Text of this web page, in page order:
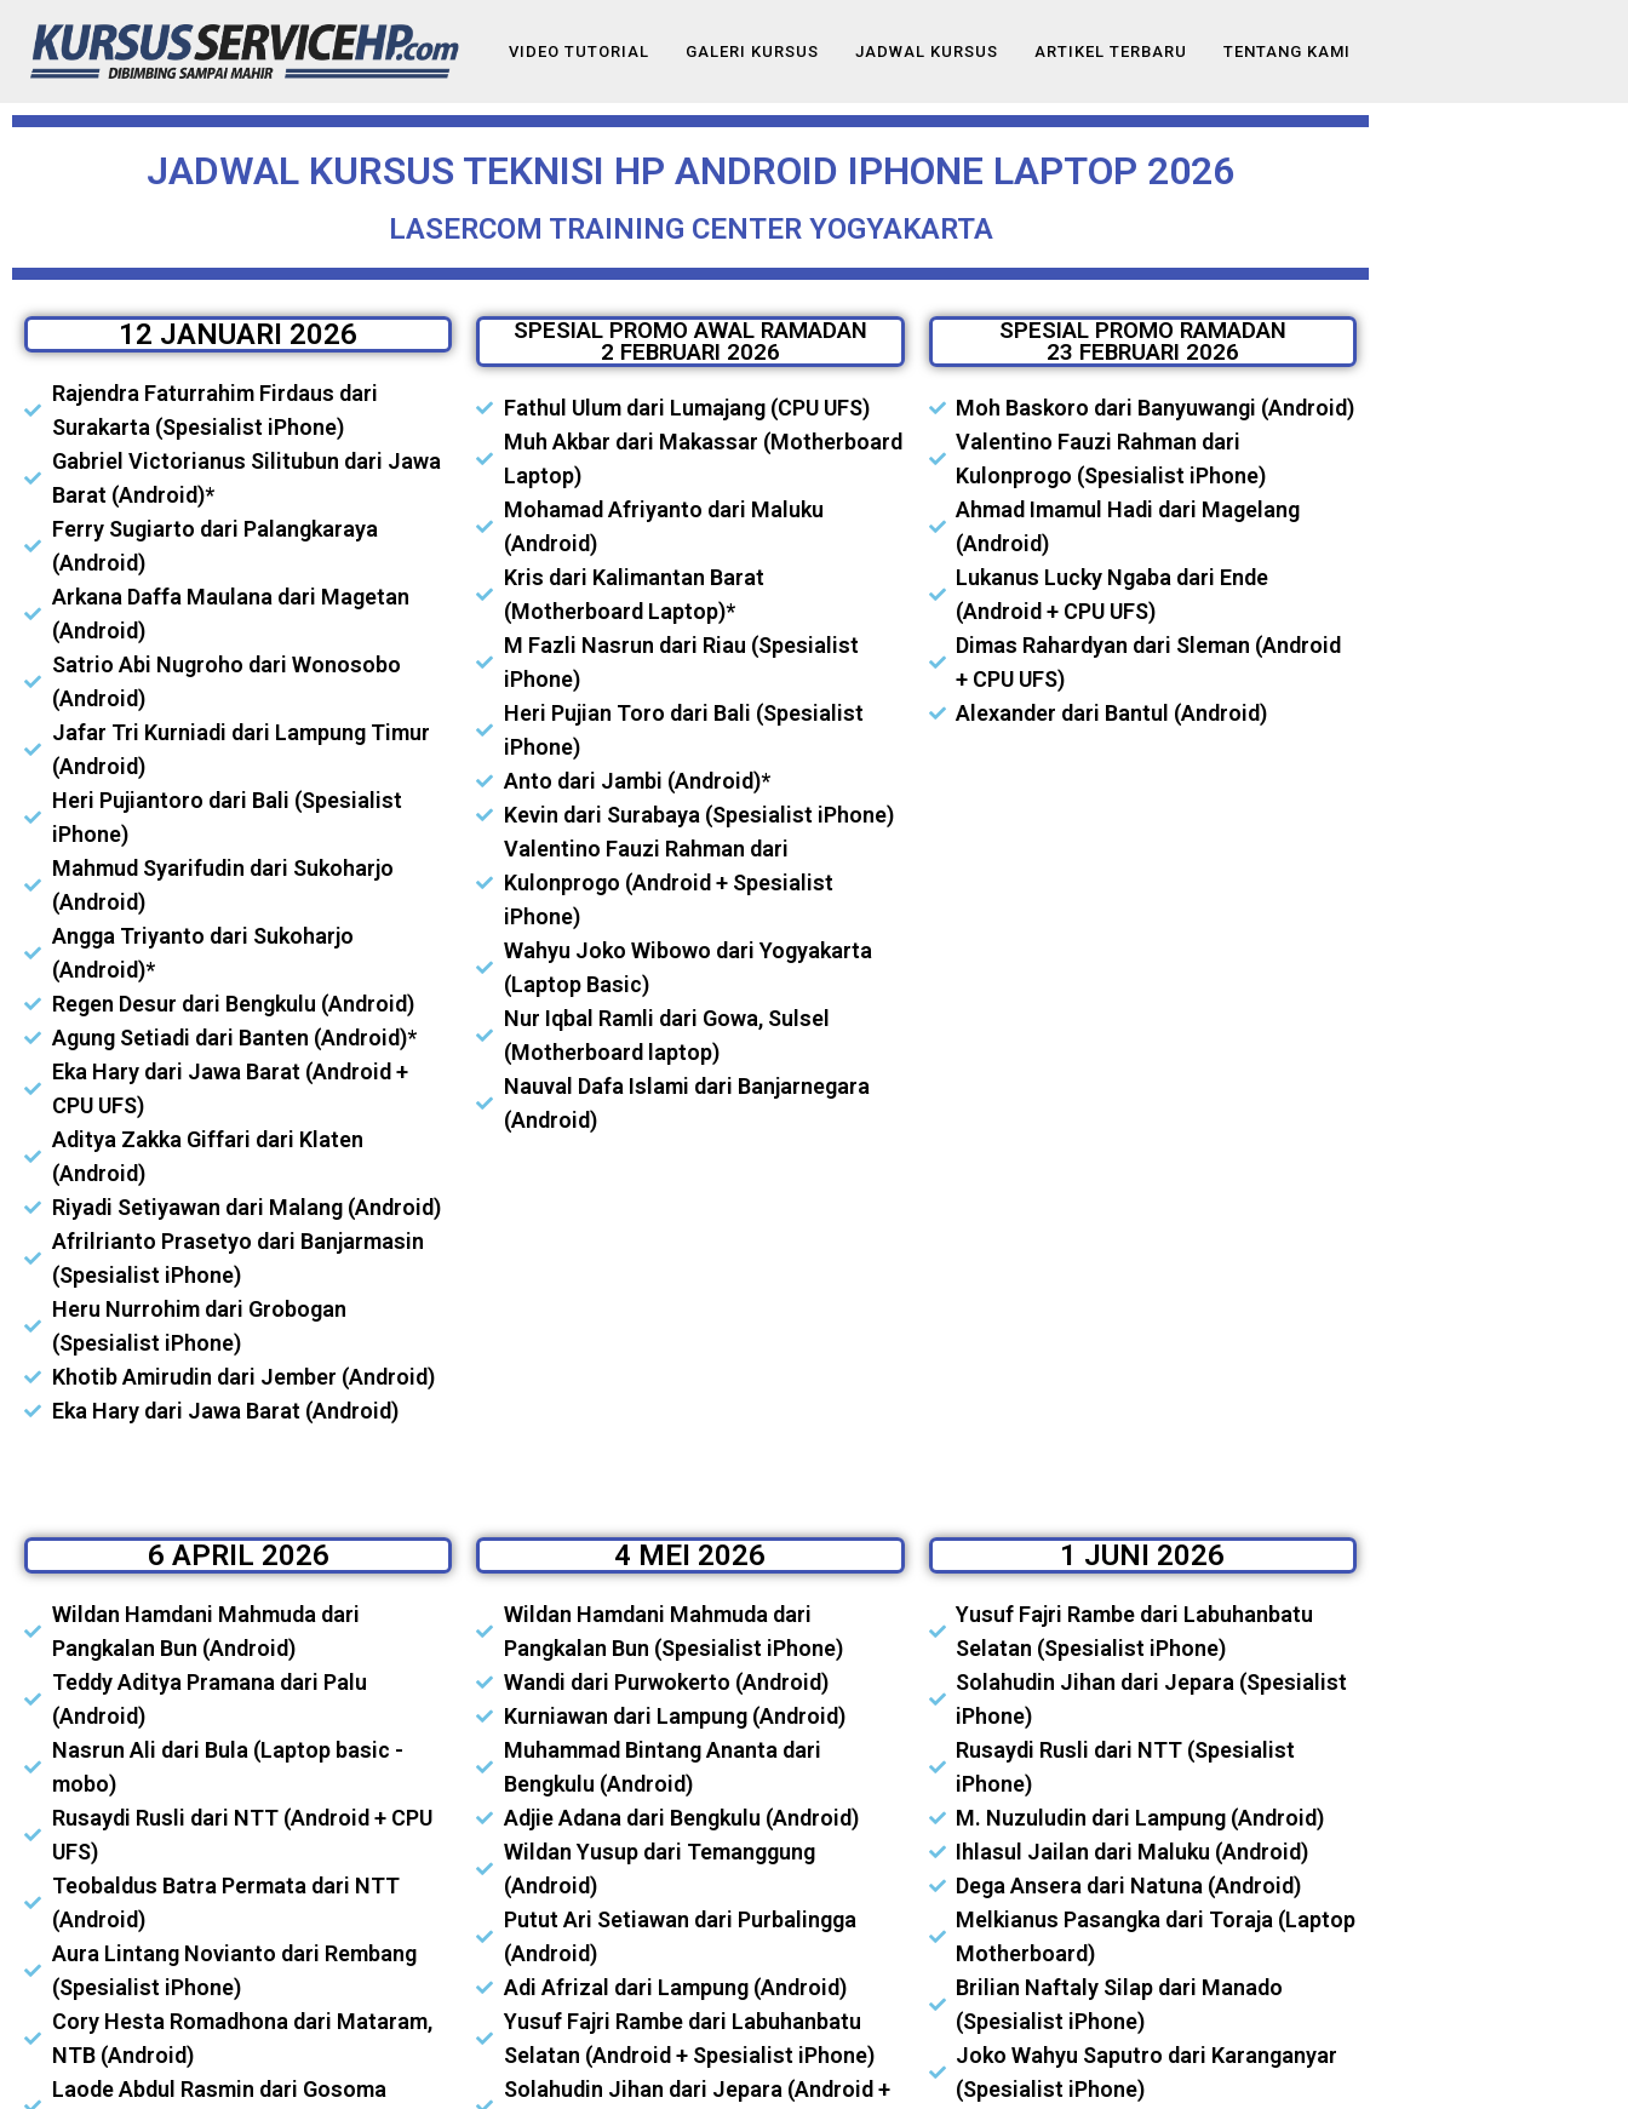
VIDEO TUTORIAL GALERI KURSUS JADWAL KURSUS ARTIKEL TERBARU TENTANG KAMI
JADWAL KURSUS TEKNISI HP ANDROID IPHONE LAPTOP 2026
LASERCOM TRAINING CENTER YOGYAKARTA
12 JANUARI 2026
Rajendra Faturrahim Firdaus dari
Surakarta (Spesialist iPhone)
Gabriel Victorianus Silitubun dari Jawa
Barat (Android)*
Ferry Sugiarto dari Palangkaraya
(Android)
Arkana Daffa Maulana dari Magetan
(Android)
Satrio Abi Nugroho dari Wonosobo
(Android)
Jafar Tri Kurniadi dari Lampung Timur
(Android)
Heri Pujiantoro dari Bali (Spesialist
iPhone)
Mahmud Syarifudin dari Sukoharjo
(Android)
Angga Triyanto dari Sukoharjo
(Android)*
Regen Desur dari Bengkulu (Android)
Agung Setiadi dari Banten (Android)*
Eka Hary dari Jawa Barat (Android +
CPU UFS)
Aditya Zakka Giffari dari Klaten
(Android)
Riyadi Setiyawan dari Malang (Android)
Afrilrianto Prasetyo dari Banjarmasin
(Spesialist iPhone)
Heru Nurrohim dari Grobogan
(Spesialist iPhone)
Khotib Amirudin dari Jember (Android)
Eka Hary dari Jawa Barat (Android)
SPESIAL PROMO AWAL RAMADAN
2 FEBRUARI 2026
Fathul Ulum dari Lumajang (CPU UFS)
Muh Akbar dari Makassar (Motherboard
Laptop)
Mohamad Afriyanto dari Maluku
(Android)
Kris dari Kalimantan Barat
(Motherboard Laptop)*
M Fazli Nasrun dari Riau (Spesialist
iPhone)
Heri Pujian Toro dari Bali (Spesialist
iPhone)
Anto dari Jambi (Android)*
Kevin dari Surabaya (Spesialist iPhone)
Valentino Fauzi Rahman dari
Kulonprogo (Android + Spesialist
iPhone)
Wahyu Joko Wibowo dari Yogyakarta
(Laptop Basic)
Nur Iqbal Ramli dari Gowa, Sulsel
(Motherboard laptop)
Nauval Dafa Islami dari Banjarnegara
(Android)
SPESIAL PROMO RAMADAN
23 FEBRUARI 2026
Moh Baskoro dari Banyuwangi (Android)
Valentino Fauzi Rahman dari
Kulonprogo (Spesialist iPhone)
Ahmad Imamul Hadi dari Magelang
(Android)
Lukanus Lucky Ngaba dari Ende
(Android + CPU UFS)
Dimas Rahardyan dari Sleman (Android
+ CPU UFS)
Alexander dari Bantul (Android)
6 APRIL 2026
Wildan Hamdani Mahmuda dari
Pangkalan Bun (Android)
Teddy Aditya Pramana dari Palu
(Android)
Nasrun Ali dari Bula (Laptop basic -
mobo)
Rusaydi Rusli dari NTT (Android + CPU
UFS)
Teobaldus Batra Permata dari NTT
(Android)
Aura Lintang Novianto dari Rembang
(Spesialist iPhone)
Cory Hesta Romadhona dari Mataram,
NTB (Android)
Laode Abdul Rasmin dari Gosoma
4 MEI 2026
Wildan Hamdani Mahmuda dari
Pangkalan Bun (Spesialist iPhone)
Wandi dari Purwokerto (Android)
Kurniawan dari Lampung (Android)
Muhammad Bintang Ananta dari
Bengkulu (Android)
Adjie Adana dari Bengkulu (Android)
Wildan Yusup dari Temanggung
(Android)
Putut Ari Setiawan dari Purbalingga
(Android)
Adi Afrizal dari Lampung (Android)
Yusuf Fajri Rambe dari Labuhanbatu
Selatan (Android + Spesialist iPhone)
Solahudin Jihan dari Jepara (Android +
1 JUNI 2026
Yusuf Fajri Rambe dari Labuhanbatu
Selatan (Spesialist iPhone)
Solahudin Jihan dari Jepara (Spesialist
iPhone)
Rusaydi Rusli dari NTT (Spesialist
iPhone)
M. Nuzuludin dari Lampung (Android)
Ihlasul Jailan dari Maluku (Android)
Dega Ansera dari Natuna (Android)
Melkianus Pasangka dari Toraja (Laptop
Motherboard)
Brilian Naftaly Silap dari Manado
(Spesialist iPhone)
Joko Wahyu Saputro dari Karanganyar
(Spesialist iPhone)